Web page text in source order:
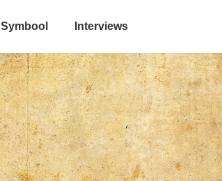
Symbool Interviews